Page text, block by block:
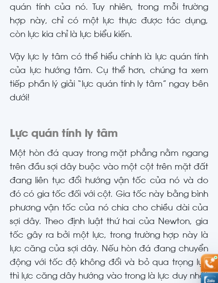
quán tính của nó. Tuy nhiên, trong mỗi trường
hợp này, chỉ có một lực thực được tác dụng,
còn lực kia chỉ là lực biểu kiến.
Vậy lực ly tâm có thể hiểu chính là lực quán tính
của lực hướng tâm. Cụ thể hơn, chúng ta xem
tiếp phần lý giải “lực quán tính ly tâm” ngay bên
dưới!
Lực quán tính ly tâm
Một hòn đá quay trong mặt phẳng nằm ngang
trên đầu sợi dây buộc vào một cột trên mặt đất
đang liên tục đổi hướng vận tốc của nó và do
đó có gia tốc đối với cột. Gia tốc này bằng bình
phương vận tốc của nó chia cho chiều dài của
sợi dây. Theo định luật thứ hai của Newton, gia
tốc gây ra bởi một lực, trong trường hợp này là
lực căng của sợi dây. Nếu hòn đá đang chuyển
động với tốc độ không đổi và bỏ qua trọng lực
thì lực căng dây hướng vào trong là lực duy nhất